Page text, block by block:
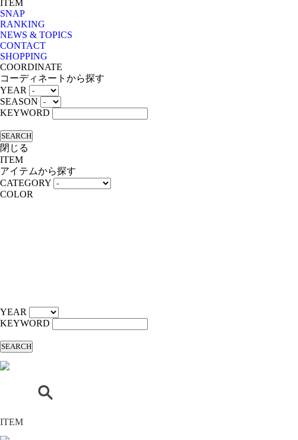
ITEM
SNAP
RANKING
NEWS & TOPICS
CONTACT
SHOPPING
COORDINATE
コーディネートから探す
YEAR
SEASON
KEYWORD
SEARCH
閉じる
ITEM
アイテムから探す
CATEGORY
COLOR
YEAR
KEYWORD
SEARCH
ITEM